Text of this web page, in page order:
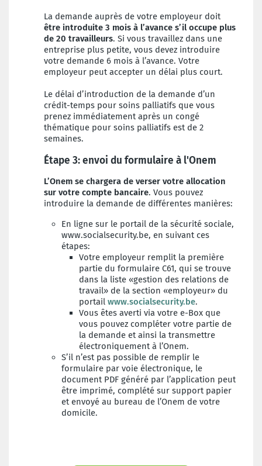
La demande auprès de votre employeur doit
être introduite 3 mois à l’avance s’il occupe plus
de 20 travailleurs. Si vous travaillez dans une
entreprise plus petite, vous devez introduire
votre demande 6 mois à l’avance. Votre
employeur peut accepter un délai plus court.
Le délai d’introduction de la demande d’un
crédit-temps pour soins palliatifs que vous
prenez immédiatement après un congé
thématique pour soins palliatifs est de 2
semaines.
Étape 3: envoi du formulaire à l'Onem
L’Onem se chargera de verser votre allocation
sur votre compte bancaire. Vous pouvez
introduire la demande de différentes manières:
En ligne sur le portail de la sécurité sociale,
www.socialsecurity.be, en suivant ces
étapes:
Votre employeur remplit la première
partie du formulaire C61, qui se trouve
dans la liste «gestion des relations de
travail» de la section «employeur» du
portail www.socialsecurity.be.
Vous êtes averti via votre e-Box que
vous pouvez compléter votre partie de
la demande et ainsi la transmettre
électroniquement à l’Onem.
S’il n’est pas possible de remplir le
formulaire par voie électronique, le
document PDF généré par l’application peut
être imprimé, complété sur support papier
et envoyé au bureau de l’Onem de votre
domicile.